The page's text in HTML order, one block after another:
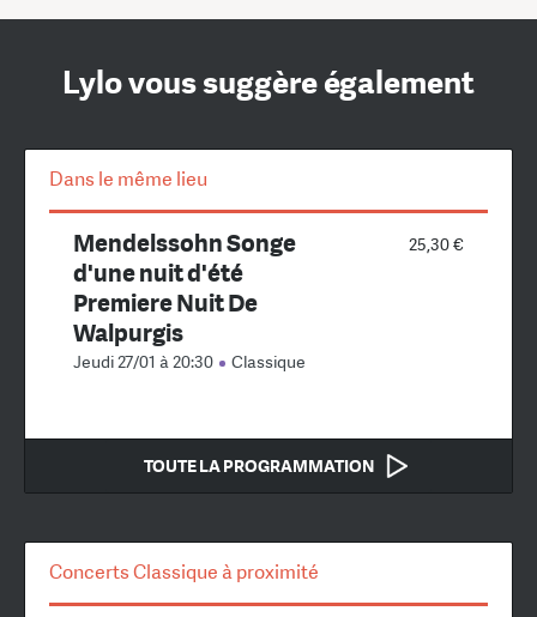
Lylo vous suggère également
Dans le même lieu
25,30 €
Mendelssohn Songe
d'une nuit d'été
Premiere Nuit De
Walpurgis
Jeudi 27/01 à 20:30 Classique
TOUTE LA PROGRAMMATION
Concerts Classique à proximité